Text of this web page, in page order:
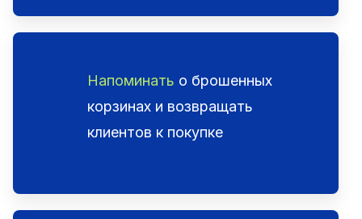
Напоминать о брошенных
корзинах и возвращать
клиентов к покупке